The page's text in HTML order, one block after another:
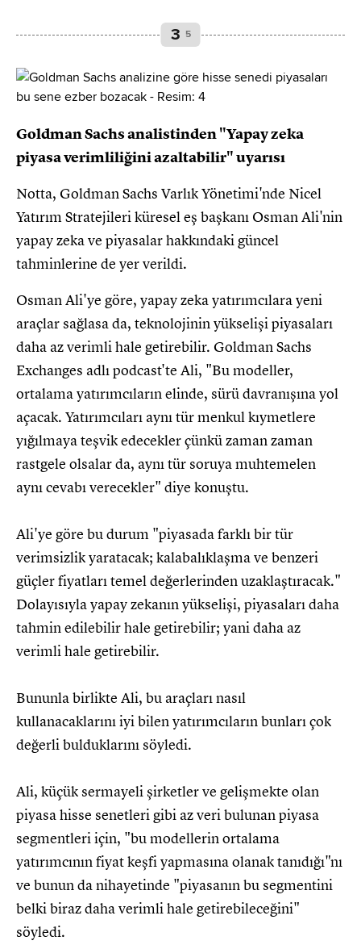
3 5
Goldman Sachs analistinden "Yapay zeka
piyasa verimliliğini azaltabilir" uyarısı
Notta, Goldman Sachs Varlık Yönetimi'nde Nicel
Yatırım Stratejileri küresel eş başkanı Osman Ali'nin
yapay zeka ve piyasalar hakkındaki güncel
tahminlerine de yer verildi.
Osman Ali'ye göre, yapay zeka yatırımcılara yeni
araçlar sağlasa da, teknolojinin yükselişi piyasaları
daha az verimli hale getirebilir. Goldman Sachs
Exchanges adlı podcast'te Ali, "Bu modeller,
ortalama yatırımcıların elinde, sürü davranışına yol
açacak. Yatırımcıları aynı tür menkul kıymetlere
yığılmaya teşvik edecekler çünkü zaman zaman
rastgele olsalar da, aynı tür soruya muhtemelen
aynı cevabı verecekler" diye konuştu.
Ali'ye göre bu durum "piyasada farklı bir tür
verimsizlik yaratacak; kalabalıklaşma ve benzeri
güçler fiyatları temel değerlerinden uzaklaştıracak."
Dolayısıyla yapay zekanın yükselişi, piyasaları daha
tahmin edilebilir hale getirebilir; yani daha az
verimli hale getirebilir.
Bununla birlikte Ali, bu araçları nasıl
kullanacaklarını iyi bilen yatırımcıların bunları çok
değerli bulduklarını söyledi.
Ali, küçük sermayeli şirketler ve gelişmekte olan
piyasa hisse senetleri gibi az veri bulunan piyasa
segmentleri için, "bu modellerin ortalama
yatırımcının fiyat keşfi yapmasına olanak tanıdığı"nı
ve bunun da nihayetinde "piyasanın bu segmentini
belki biraz daha verimli hale getirebileceğini"
söyledi.